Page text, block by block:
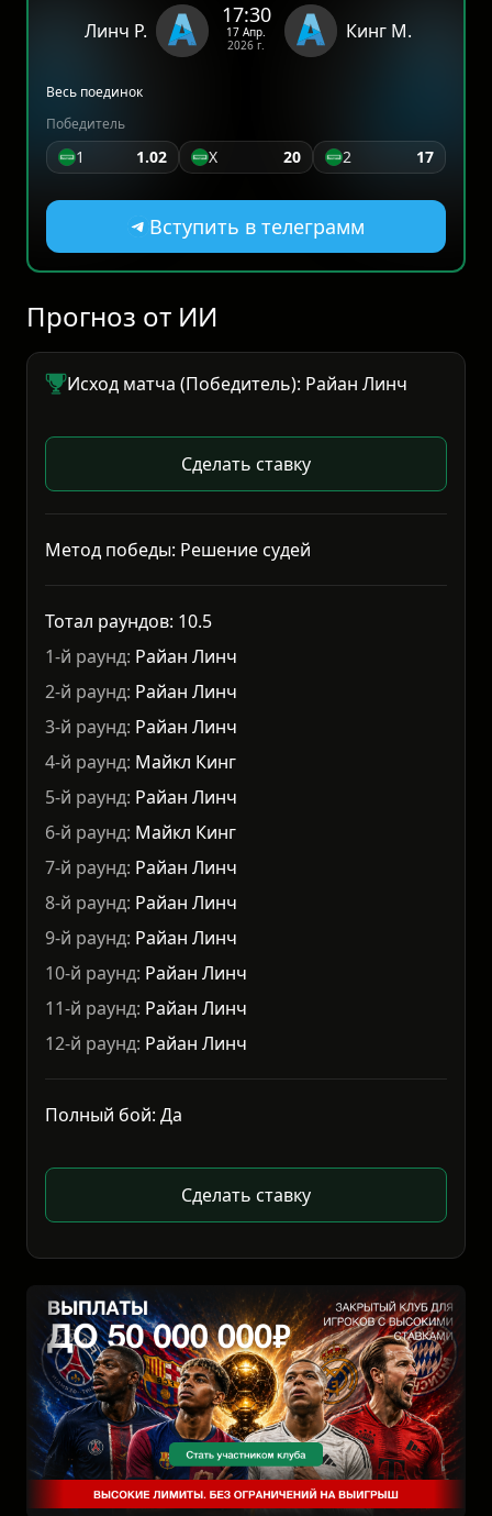
Линч Р.
17:30
17 Апр.
2026 г.
Кинг М.
Весь поединок
Победитель
1 1.02 X 20 2 17
Вступить в телеграмм
Прогноз от ИИ
Исход матча (Победитель): Райан Линч
Сделать ставку
Метод победы: Решение судей
Тотал раундов: 10.5
1-й раунд: Райан Линч
2-й раунд: Райан Линч
3-й раунд: Райан Линч
4-й раунд: Майкл Кинг
5-й раунд: Райан Линч
6-й раунд: Майкл Кинг
7-й раунд: Райан Линч
8-й раунд: Райан Линч
9-й раунд: Райан Линч
10-й раунд: Райан Линч
11-й раунд: Райан Линч
12-й раунд: Райан Линч
Полный бой: Да
Сделать ставку